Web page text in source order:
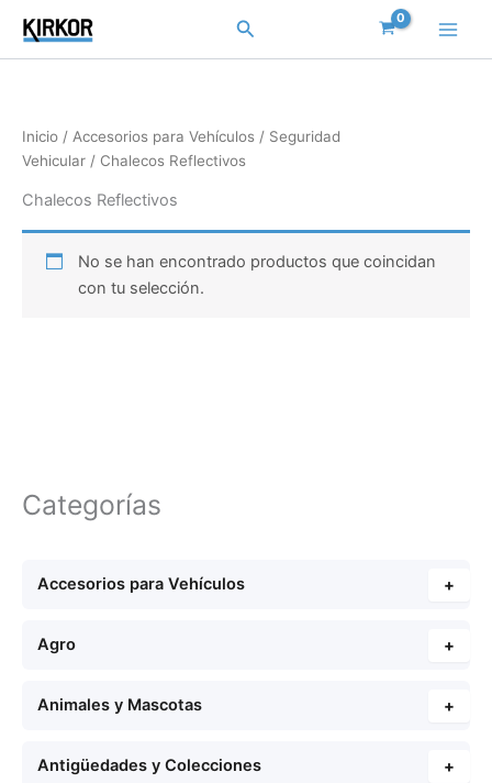
contenido
Buscar
Categorías
Accesorios para Vehículos +
Agro +
Animales y Mascotas +
Antigüedades y Colecciones +
Inicio / Accesorios para Vehículos / Seguridad
Vehicular / Chalecos Reflectivos
Chalecos Reflectivos
No se han encontrado productos que coincidan
con tu selección.